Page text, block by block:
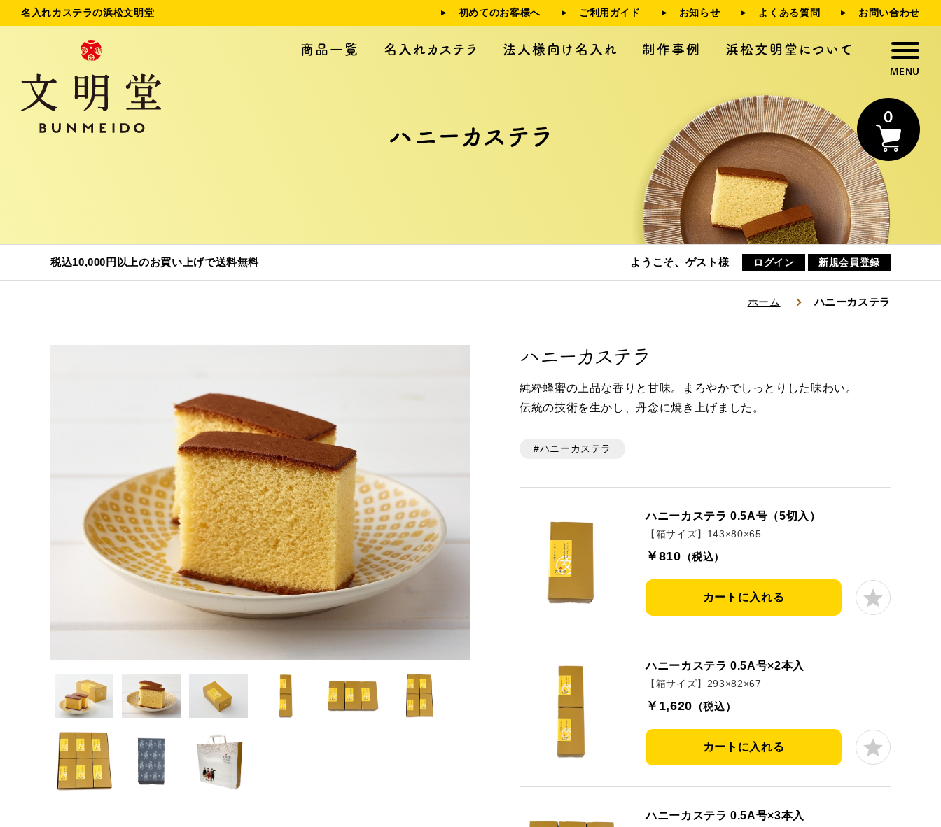
名入れカステラの浜松文明堂 初めてのお客様へ ご利用ガイド お知らせ よくある質問 お問い合わせ
商品一覧 名入れカステラ 法人様向け名入れ 制作事例 浜松文明堂について
0
浜松文明堂について
お知らせ
名入れカステラ（オリジナル）
好きな文字とイラストを選んで
作る
型からオリジナルで作る
名入れカステラ
出産内祝カステラ 記念カステラ
カステラ
ハニーカステラ
税込10,000円以上のお買い上げで送料無料 ようこそ、ゲスト様 ログイン 新規会員登録
ホーム ハニーカステラ
ハニーカステラ
純粋蜂蜜の上品な香りと甘味。まろやかでしっとりした味わい。
伝統の技術を生かし、丹念に焼き上げました。
#ハニーカステラ
ハニーカステラ 0.5A号（5切入）
【箱サイズ】143×80×65
￥810 （税込）
カートに入れる
ハニーカステラ 0.5A号×2本入
【箱サイズ】293×82×67
￥1,620 （税込）
カートに入れる
ハニーカステラ 0.5A号×3本入